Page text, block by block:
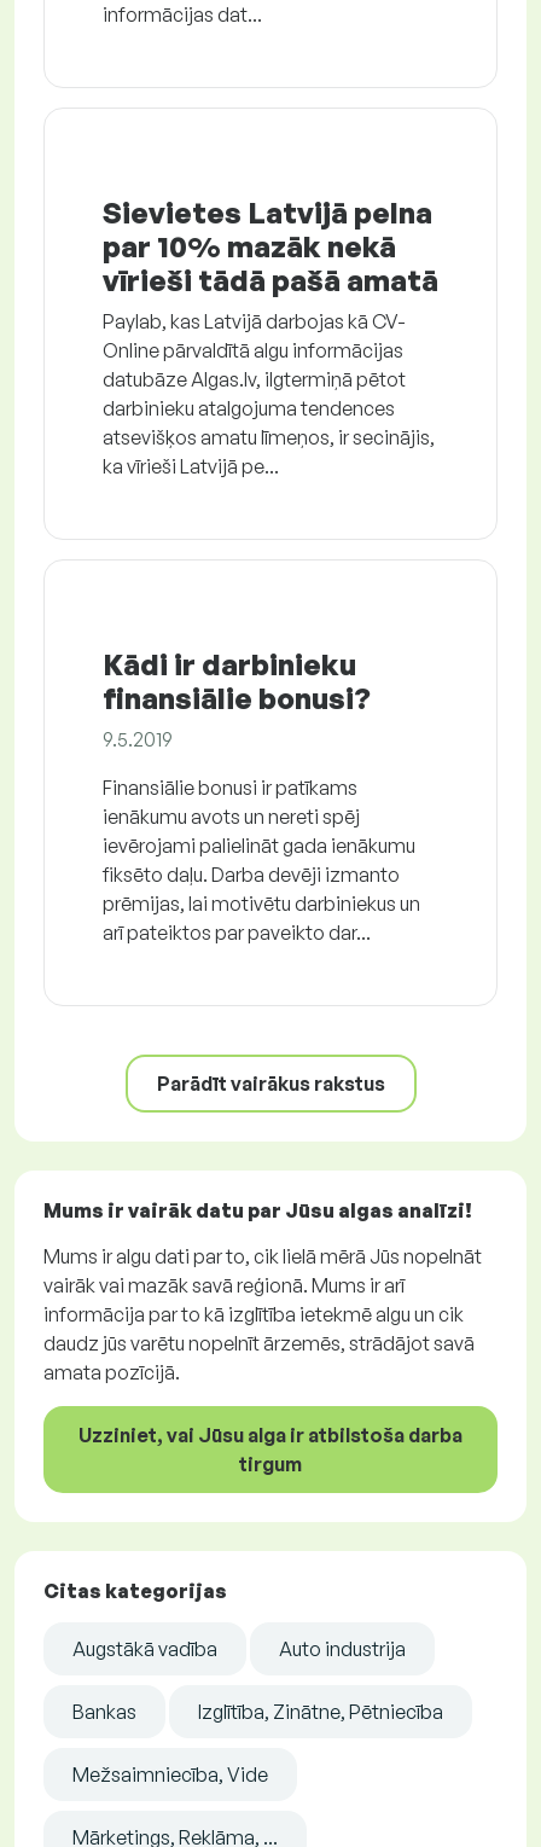
informācijas dat...
Sievietes Latvijā pelna
par 10% mazāk nekā
vīrieši tādā pašā amatā
Paylab, kas Latvijā darbojas kā CV-
Online pārvaldītā algu informācijas
datubāze Algas.lv, ilgtermiņā pētot
darbinieku atalgojuma tendences
atsevišķos amatu līmeņos, ir secinājis,
ka vīrieši Latvijā pe...
Kādi ir darbinieku
finansiālie bonusi?
9.5.2019
Finansiālie bonusi ir patīkams
ienākumu avots un nereti spēj
ievērojami palielināt gada ienākumu
fiksēto daļu. Darba devēji izmanto
prēmijas, lai motivētu darbiniekus un
arī pateiktos par paveikto dar...
Parādīt vairākus rakstus
Mums ir vairāk datu par Jūsu algas analīzi!
Mums ir algu dati par to, cik lielā mērā Jūs nopelnāt
vairāk vai mazāk savā reģionā. Mums ir arī
informācija par to kā izglītība ietekmē algu un cik
daudz jūs varētu nopelnīt ārzemēs, strādājot savā
amata pozīcijā.
Uzziniet, vai Jūsu alga ir atbilstoša darba
tirgum
Citas kategorijas
Augstākā vadība Auto industrija
Bankas Izglītība, Zinātne, Pētniecība
Mežsaimniecība, Vide
Mārketings, Reklāma, ...